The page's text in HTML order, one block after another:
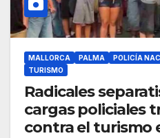
MALLORCA PALMA POLICÍA
TURISMO
Radicales
cargas policiales
contra el turismo